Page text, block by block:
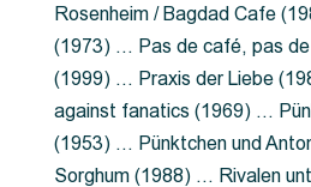
Rosenheim / Bagdad Cafe
(1973) … Pas de café, pas
(1999) … Praxis der Liebe
against fanatics (1969) …
(1953) … Pünktchen und
Sorghum (1988) … Rivalen